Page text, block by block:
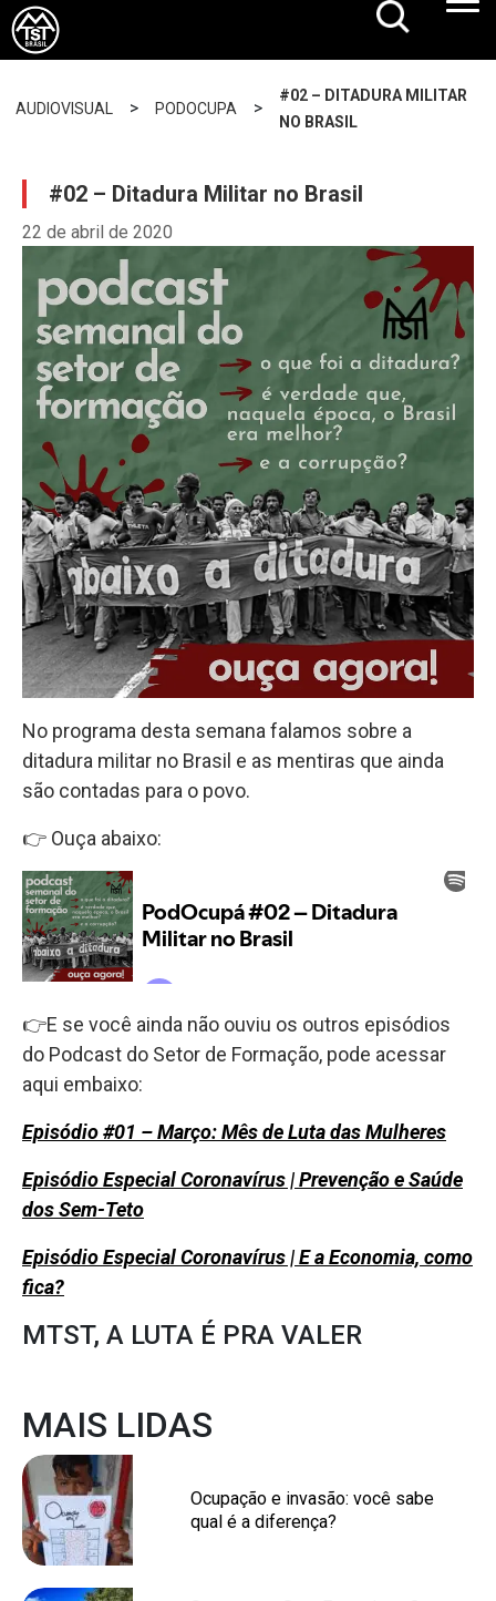
AUDIOVISUAL > PODOCUPA >
#02 – DITADURA MILITAR
NO BRASIL
#02 – Ditadura Militar no Brasil
22 de abril de 2020
No programa desta semana falamos sobre a
ditadura militar no Brasil e as mentiras que ainda
são contadas para o povo.
👉 Ouça abaixo:
👉E se você ainda não ouviu os outros episódios
do Podcast do Setor de Formação, pode acessar
aqui embaixo:
Episódio #01 – Março: Mês de Luta das Mulheres
Episódio Especial Coronavírus | Prevenção e Saúde
dos Sem-Teto
Episódio Especial Coronavírus | E a Economia, como
fica?
MTST, A LUTA É PRA VALER
MAIS LIDAS
Ocupação e invasão: você sabe
qual é a diferença?